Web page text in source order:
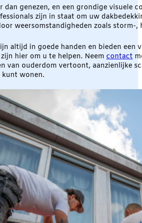
dan genezen, en een grondige
zijn in staat om uw
weersomstandigheden zoals storm-
altijd in goede handen en bieden
hier om u te helpen. Neem contact
van ouderdom vertoont, aanzienlijke
kunt wonen.